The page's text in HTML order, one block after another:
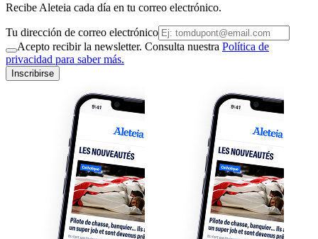
Recibe Aleteia cada día en tu correo electrónico.
Tu dirección de correo electrónico
Acepto recibir la newsletter. Consulta nuestra Política de
privacidad para saber más.
Inscribirse